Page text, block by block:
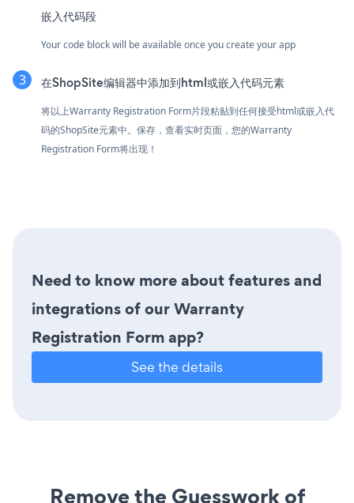
嵌入代码段
Your code block will be available once you create your app
在ShopSite编辑器中添加到html或嵌入代码元素
将以上Warranty Registration Form片段粘贴到任何接受html或嵌入代
码的ShopSite元素中。保存，查看实时页面，您的Warranty
Registration Form将出现！
Need to know more about features and
integrations of our Warranty
Registration Form app?
See the details
Remove the Guesswork of